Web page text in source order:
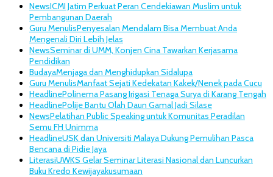
NewsICMI Jatim Perkuat Peran Cendekiawan Muslim untuk
Pembangunan Daerah
Guru MenulisPenyesalan Mendalam Bisa Membuat Anda
Mengenali Diri Lebih Jelas
NewsSeminar di UMM, Konjen Cina Tawarkan Kerjasama
Pendidikan
BudayaMenjaga dan Menghidupkan Sidalupa
Guru MenulisManfaat Sejati Kedekatan Kakek/Nenek pada Cucu
HeadlinePolinema Pasang Irigasi Tenaga Surya di Karang Tengah
HeadlinePolije Bantu Olah Daun Gamal Jadi Silase
NewsPelatihan Public Speaking untuk Komunitas Peradilan
Semu FH Unimma
HeadlineUSK dan Universiti Malaya Dukung Pemulihan Pasca
Bencana di Pidie Jaya
LiterasiUWKS Gelar Seminar Literasi Nasional dan Luncurkan
Buku Kredo Kewijayakusumaan